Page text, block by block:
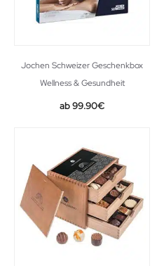
Jochen Schweizer Geschenkbox
Wellness & Gesundheit
99.90€